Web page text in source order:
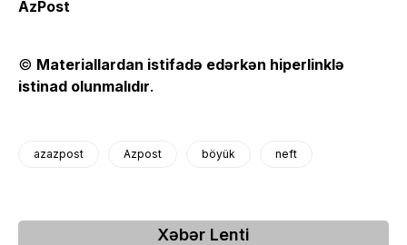
AzPost
© Materiallardan istifadə edərkən hiperlinklə
istinad olunmalıdır.
azazpost Azpost böyük neft
Xəbər Lenti